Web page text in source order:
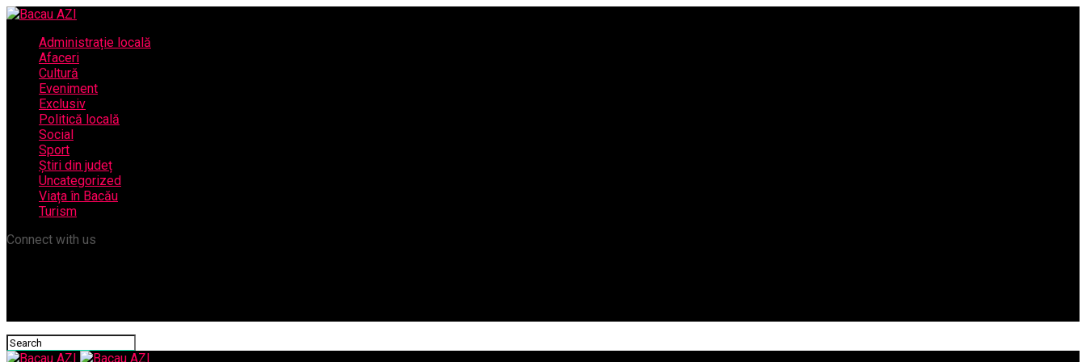
Administrație locală
Afaceri
Cultură
Eveniment
Exclusiv
Politică locală
Social
Sport
Știri din județ
Uncategorized
Viața în Bacău
Turism
Connect with us